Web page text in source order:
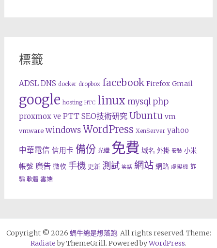
標籤
ADSL DNS docker dropbox facebook Firefox Gmail
google hosting HTC linux mysql php
proxmox ve PTT SEO技術研究 Ubuntu vm
vmware windows WordPress XenServer yahoo
中華電信 信用卡 備份 光纖 免費 域名 外掛 安裝 小米
帳號 廣告 微軟 手機 更新 測試 笑話 網站 網路 虛擬機 詐
騙 軟體 雲端
Copyright © 2026 蝸牛總是想落跑. All rights reserved. Theme:
Radiateby ThemeGrill. Powered byWordPress.